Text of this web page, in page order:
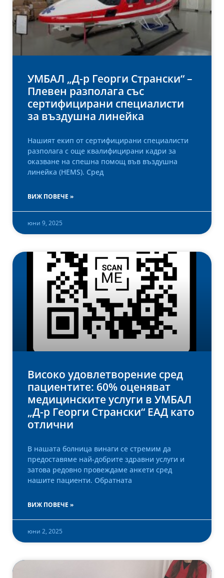
УМБАЛ „Д-р Георги Странски“ –
Плевен разполага със
сертифицирани специалисти
за въздушна линейка
Нашият екип от сертифицирани специалисти
разполага с още квалифицирани кадри за
оказване на спешна помощ във въздушна
линейка (HEMS). Сред
ВИЖ ПОВЕЧЕ »
юни 9, 2025
Високо удовлетворение сред
пациентите: 60% оценяват
медицинските услуги в УМБАЛ
„Д-р Георги Странски“ ЕАД като
отлични
В нашата болница винаги се стремим да
предоставяме най-добрите здравни услуги и
затова редовно провеждаме анкети сред
нашите пациенти. Обратната
ВИЖ ПОВЕЧЕ »
юни 2, 2025